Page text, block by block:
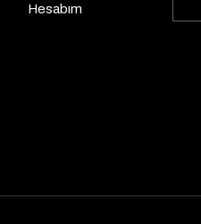
Hesabım